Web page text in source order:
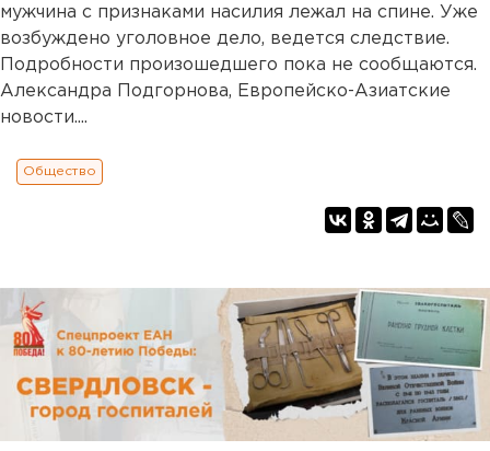
мужчина с признаками насилия лежал на спине. Уже
возбуждено уголовное дело, ведется следствие.
Подробности произошедшего пока не сообщаются.
Александра Подгорнова, Европейско-Азиатские
новости....
Общество